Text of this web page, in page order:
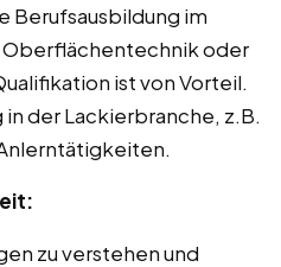
Berufsausbildung im
oder
ist von Vorteil.
der Lackierbranche, z.B.
zu verstehen und